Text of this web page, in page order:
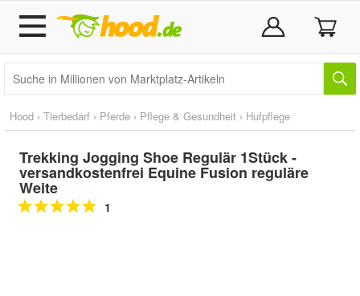
Hood › Tierbedarf › Pferde › Pflege & Gesundheit › Hufpflege
Trekking Jogging Shoe Regulär 1Stück -
versandkostenfrei Equine Fusion reguläre
Weite
1